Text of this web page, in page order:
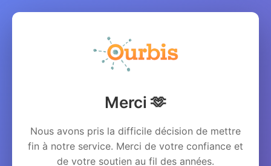
Merci 🫶
Nous avons pris la difficile décision de mettre
fin à notre service. Merci de votre confiance et
de votre soutien au fil des années.